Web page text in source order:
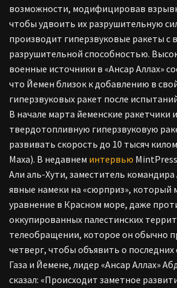
возможности, модифицировав
чтобы удвоить их разрушительную
производит гиперзвуковые ракеты с
разрушительной способностью.
военные источники в «Ансар Аллах»
что Йемен близок к добавлению в
гиперзвуковых ракет после
В начале марта йеменские ракетчики
твердотопливную гиперзвуковую
развивать скорость до 10 тысяч
Маха). В недавнем интервью
Али аль-Хути, заместитель командира
явные намеки на «сюрприз», который
уравнение в Красном море, даже
оккупированных палестинских
телеобращении, которое он обычно
четверг, чтобы объявить о последних
Газа и Йемене, лидер «Ансар Аллах»
сказал: «Происходит заметное